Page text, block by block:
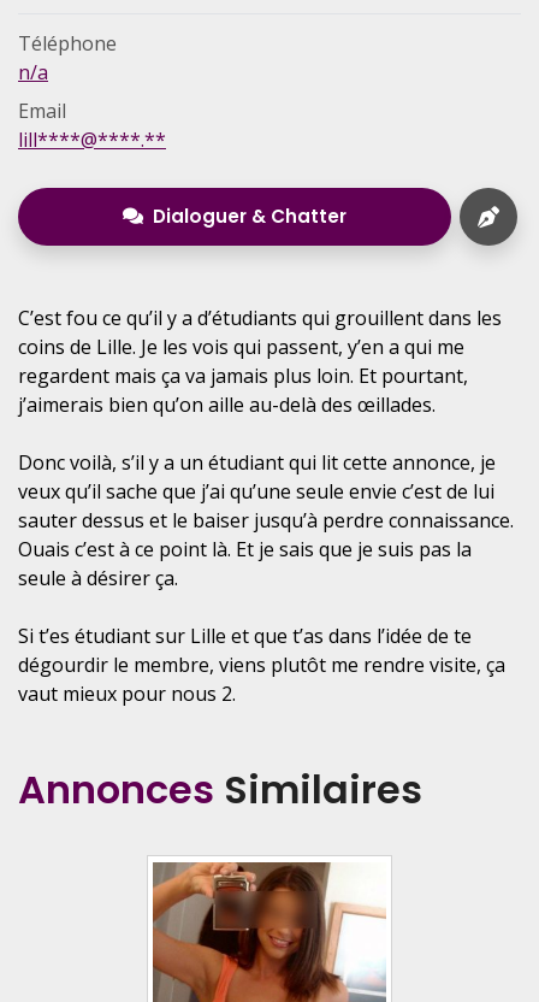
Téléphone
n/a
Email
lill****@****.**
Dialoguer & Chatter
C’est fou ce qu’il y a d’étudiants qui grouillent dans les
coins de Lille. Je les vois qui passent, y’en a qui me
regardent mais ça va jamais plus loin. Et pourtant,
j’aimerais bien qu’on aille au-delà des œillades.
Donc voilà, s’il y a un étudiant qui lit cette annonce, je
veux qu’il sache que j’ai qu’une seule envie c’est de lui
sauter dessus et le baiser jusqu’à perdre connaissance.
Ouais c’est à ce point là. Et je sais que je suis pas la
seule à désirer ça.
Si t’es étudiant sur Lille et que t’as dans l’idée de te
dégourdir le membre, viens plutôt me rendre visite, ça
vaut mieux pour nous 2.
Annonces Similaires